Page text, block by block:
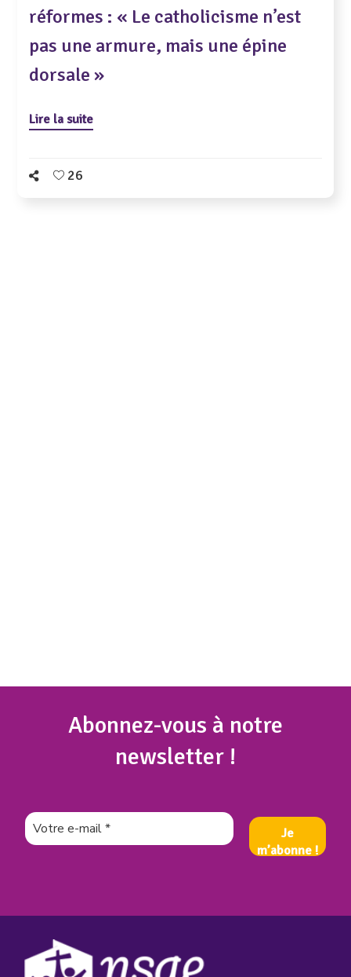
réformes : « Le catholicisme n’est
pas une armure, mais une épine
dorsale »
Lire la suite
26
Abonnez-vous à notre
newsletter !